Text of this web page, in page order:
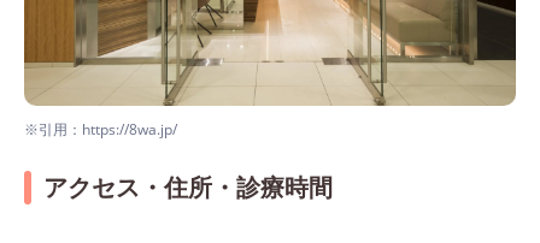
※引用：https://8wa.jp/
アクセス・住所・診療時間